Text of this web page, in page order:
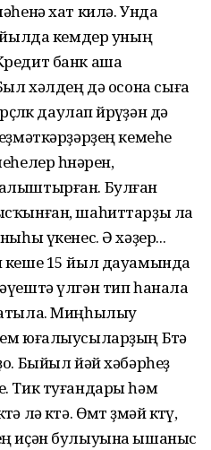
хат килә. Унда
йылда кемдер уның
банк аша
хәлдең дә осона сыға
даулап йөрөүҙән дә
кемеһе
һөнәрен,
Булған
шаһиттарҙы ла
үкенес. Ә хәҙер...
кеше 15 йыл дауамында
үлгән тип һанала
Миңһылыу
юғалыусыларҙың Бөтә
Быйыл йәй хәбәрһеҙ
Тик туғандары һәм
көтә. Өмөт өҙмәй көтөү,
иҫән булыуына ышаныс